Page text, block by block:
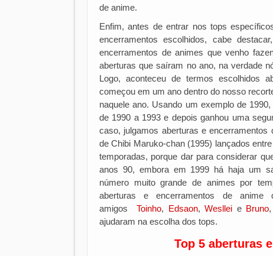
de anime.
Enfim, antes de entrar nos tops
encerramentos escolhidos, cabe
encerramentos de animes que venho
aberturas que saíram no ano, na verdade
Logo, aconteceu de termos escolhidos
começou em um ano dentro do nosso
naquele ano. Usando um exemplo de
de 1990 a 1993 e depois ganhou uma
caso, julgamos aberturas e
de Chibi Maruko-chan (1995) lançados
temporadas, porque dar para considerar
anos 90, embora em 1999 há haja um
número muito grande de animes por
aberturas e encerramentos de
amigos Toinho, Edsaon, Wesllei e Bruno
ajudaram na escolha dos tops.
Top 5 aberturas